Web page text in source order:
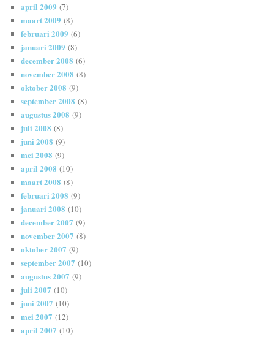
april 2009 (7)
maart 2009 (8)
februari 2009 (6)
januari 2009 (8)
december 2008 (6)
november 2008 (8)
oktober 2008 (9)
september 2008 (8)
augustus 2008 (9)
juli 2008 (8)
juni 2008 (9)
mei 2008 (9)
april 2008 (10)
maart 2008 (8)
februari 2008 (9)
januari 2008 (10)
december 2007 (9)
november 2007 (8)
oktober 2007 (9)
september 2007 (10)
augustus 2007 (9)
juli 2007 (10)
juni 2007 (10)
mei 2007 (12)
april 2007 (10)